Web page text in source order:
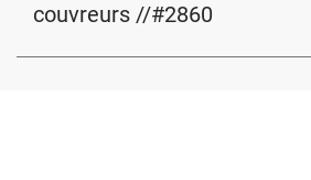
couvreurs //#2860